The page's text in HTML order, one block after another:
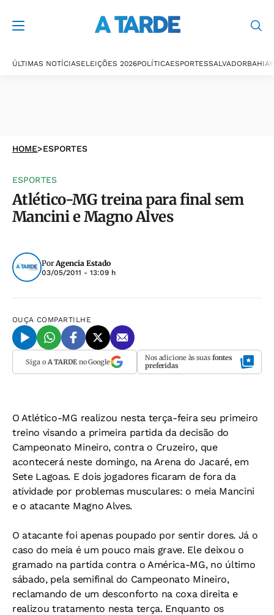
ÚLTIMAS NOTÍCIASELEIÇÕES 2026POLÍTICAESPORTESSALVADORBAHIA
HOME>ESPORTES
ESPORTES
Atlético-MG treina para final sem
Mancini e Magno Alves
PorAgencia Estado
03/05/2011 - 13:09 h
OUÇA COMPARTILHE
Siga o A TARDEno Google Nos adicione às suas fontes
preferidas
O Atlético-MG realizou nesta terça-feira seu primeiro
treino visando a primeira partida da decisão do
Campeonato Mineiro, contra o Cruzeiro, que
acontecerá neste domingo, na Arena do Jacaré, em
Sete Lagoas. E dois jogadores ficaram de fora da
atividade por problemas musculares: o meia Mancini
e o atacante Magno Alves.
O atacante foi apenas poupado por sentir dores. Já o
caso do meia é um pouco mais grave. Ele deixou o
gramado na partida contra o América-MG, no último
sábado, pela semifinal do Campeonato Mineiro,
reclamando de um desconforto na coxa direita e
realizou tratamento nesta terça. Enquanto os